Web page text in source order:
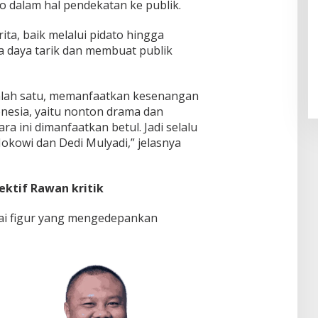
dalam hal pendekatan ke publik.
baik melalui pidato hingga
daya tarik dan membuat publik
satu, memanfaatkan kesenangan
yaitu nonton drama dan
ini dimanfaatkan betul. Jadi selalu
dan Dedi Mulyadi,” jelasnya
Rawan kritik
figur yang mengedepankan
Pendaftaran Istana Dibuka,
Warga Berebut Kuota